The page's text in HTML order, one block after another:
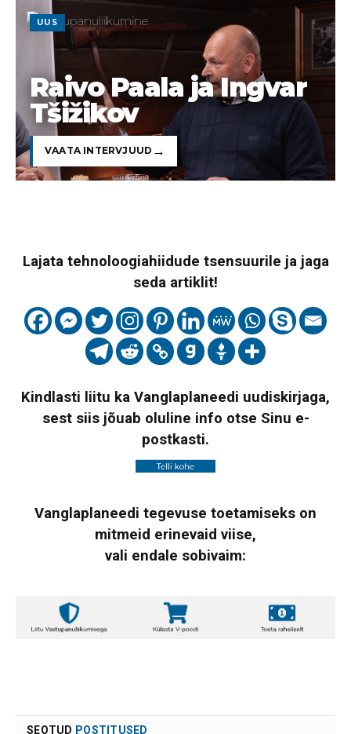
UUS
Raivo Paala ja Ingvar
Tšižikov
VAATA INTERVJUUD
Lajata tehnoloogiahiidude tsensuurile ja jaga
seda artiklit!
Kindlasti liitu ka Vanglaplaneedi uudiskirjaga,
sest siis jõuab oluline info otse Sinu e-
postkasti.
Vanglaplaneedi tegevuse toetamiseks on
mitmeid erinevaid viise,
vali endale sobivaim:
SEOTUD POSTITUSED